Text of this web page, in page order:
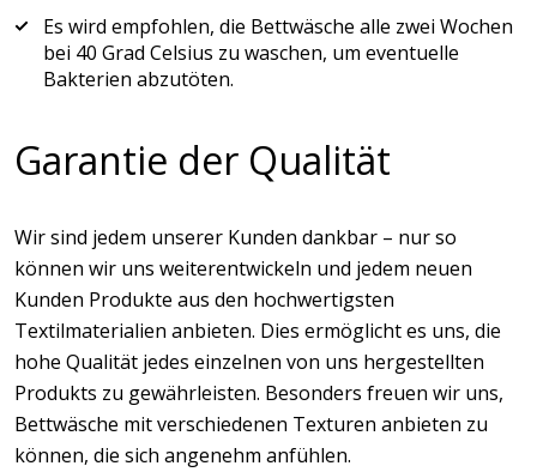
Es wird empfohlen, die Bettwäsche alle zwei Wochen
bei 40 Grad Celsius zu waschen, um eventuelle
Bakterien abzutöten.
Garantie der Qualität
Wir sind jedem unserer Kunden dankbar – nur so
können wir uns weiterentwickeln und jedem neuen
Kunden Produkte aus den hochwertigsten
Textilmaterialien anbieten. Dies ermöglicht es uns, die
hohe Qualität jedes einzelnen von uns hergestellten
Produkts zu gewährleisten. Besonders freuen wir uns,
Bettwäsche mit verschiedenen Texturen anbieten zu
können, die sich angenehm anfühlen.